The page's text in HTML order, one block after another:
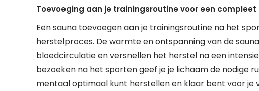
Toevoeging aan je trainingsroutine voor een
Een sauna toevoegen aan je trainingsroutine na het
herstelproces. De warmte en ontspanning van de
bloedcirculatie en versnellen het herstel na een
bezoeken na het sporten geef je je lichaam de nodige
mentaal optimaal kunt herstellen en klaar bent voor je